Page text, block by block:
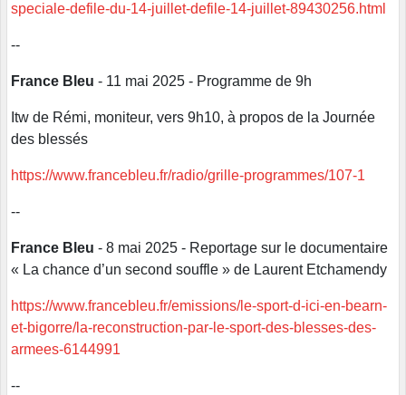
speciale-defile-du-14-juillet-defile-14-juillet-89430256.html
--
France Bleu - 11 mai 2025 - Programme de 9h
Itw de Rémi, moniteur, vers 9h10, à propos de la Journée
des blessés
https://www.francebleu.fr/radio/grille-programmes/107-1
--
France Bleu - 8 mai 2025 - Reportage sur le documentaire
« La chance d’un second souffle » de Laurent Etchamendy
https://www.francebleu.fr/emissions/le-sport-d-ici-en-bearn-
et-bigorre/la-reconstruction-par-le-sport-des-blesses-des-
armees-6144991
--